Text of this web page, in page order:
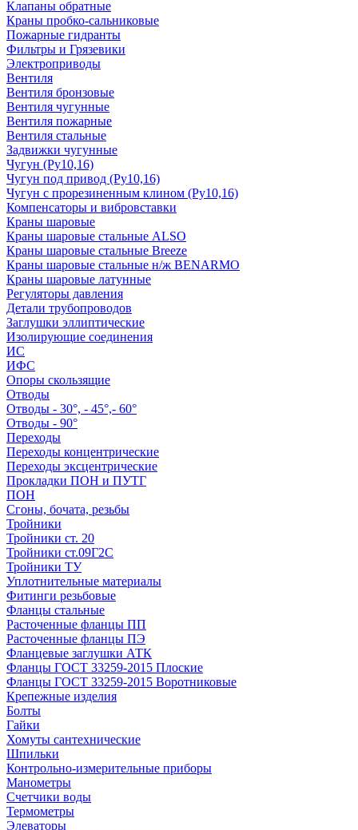
Клапаны обратные
Краны пробко-сальниковые
Пожарные гидранты
Фильтры и Грязевики
Электроприводы
Вентиля
Вентиля бронзовые
Вентиля чугунные
Вентиля пожарные
Вентиля стальные
Задвижки чугунные
Чугун (Ру10,16)
Чугун под привод (Ру10,16)
Чугун с прорезиненным клином (Ру10,16)
Компенсаторы и вибровставки
Краны шаровые
Краны шаровые стальные ALSO
Краны шаровые стальные Breeze
Краны шаровые стальные н/ж BENARMO
Краны шаровые латунные
Регуляторы давления
Детали трубопроводов
Заглушки эллиптические
Изолирующие соединения
ИС
ИФС
Опоры скользящие
Отводы
Отводы - 30°, - 45°,- 60°
Отводы - 90°
Переходы
Переходы концентрические
Переходы эксцентрические
Прокладки ПОН и ПУТГ
ПОН
Сгоны, бочата, резьбы
Тройники
Тройники ст. 20
Тройники ст.09Г2С
Тройники ТУ
Уплотнительные материалы
Фитинги резьбовые
Фланцы стальные
Расточенные фланцы ПП
Расточенные фланцы ПЭ
Фланцевые заглушки АТК
Фланцы ГОСТ 33259-2015 Плоские
Фланцы ГОСТ 33259-2015 Воротниковые
Крепежные изделия
Болты
Гайки
Хомуты сантехнические
Шпильки
Контрольно-измерительные приборы
Манометры
Счетчики воды
Термометры
Элеваторы